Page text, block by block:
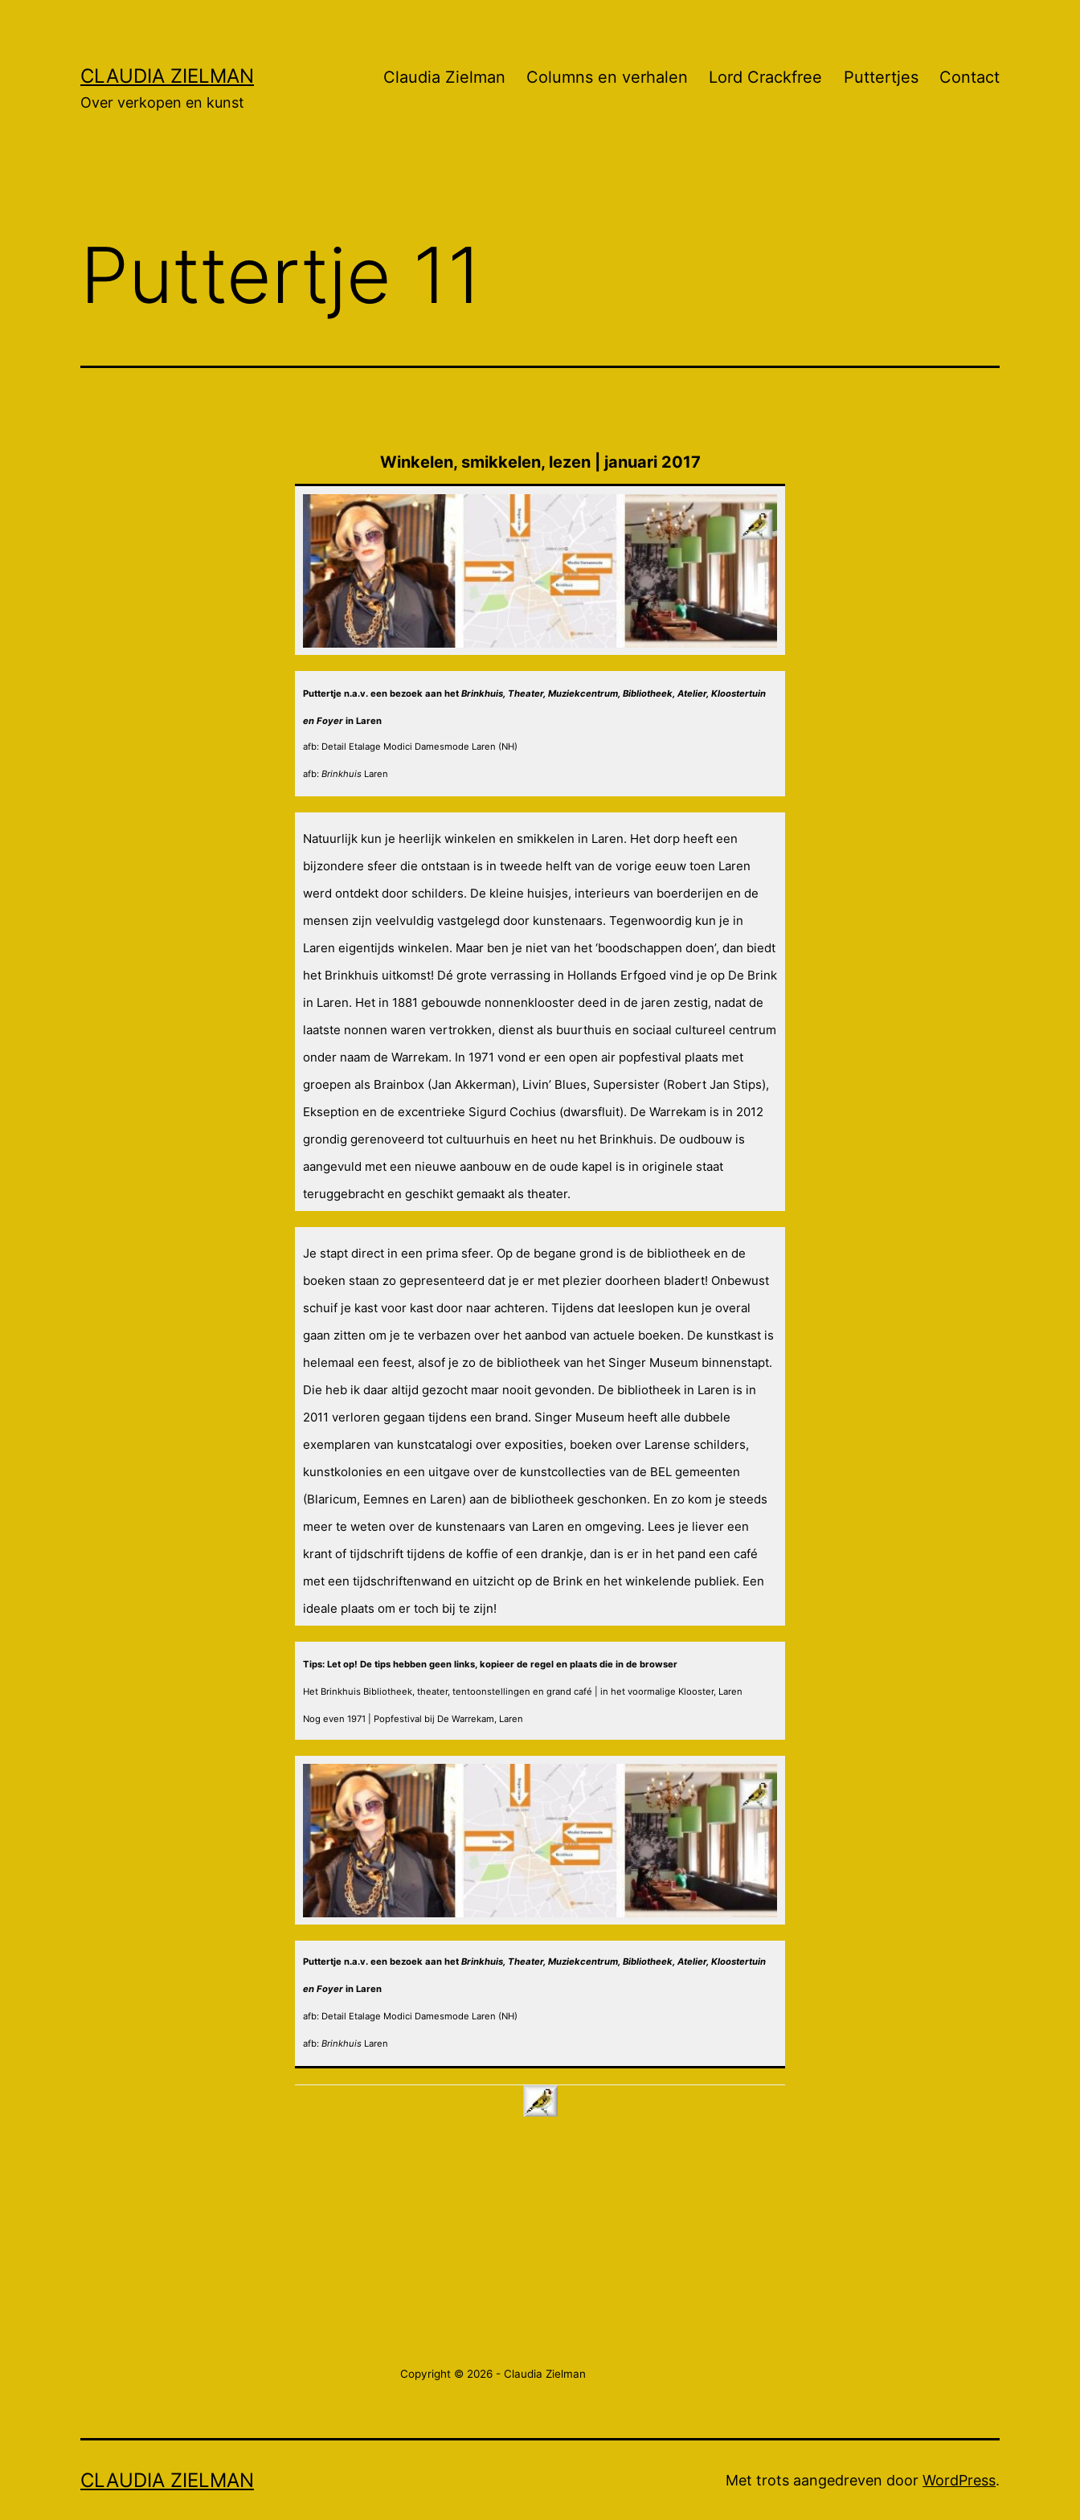
CLAUDIA ZIELMAN
Over verkopen en kunst
Claudia Zielman Columns en verhalen Lord Crackfree Puttertjes Contact
Puttertje 11
Winkelen, smikkelen, lezen | januari 2017
Puttertje n.a.v. een bezoek aan het Brinkhuis, Theater, Muziekcentrum, Bibliotheek, Atelier, Kloostertuin
en Foyer in Laren
afb: Detail Etalage Modici Damesmode Laren (NH)
afb: Brinkhuis Laren
Natuurlijk kun je heerlijk winkelen en smikkelen in Laren. Het dorp heeft een
bijzondere sfeer die ontstaan is in tweede helft van de vorige eeuw toen Laren
werd ontdekt door schilders. De kleine huisjes, interieurs van boerderijen en de
mensen zijn veelvuldig vastgelegd door kunstenaars. Tegenwoordig kun je in
Laren eigentijds winkelen. Maar ben je niet van het ‘boodschappen doen’, dan biedt
het Brinkhuis uitkomst! Dé grote verrassing in Hollands Erfgoed vind je op De Brink
in Laren. Het in 1881 gebouwde nonnenklooster deed in de jaren zestig, nadat de
laatste nonnen waren vertrokken, dienst als buurthuis en sociaal cultureel centrum
onder naam de Warrekam. In 1971 vond er een open air popfestival plaats met
groepen als Brainbox (Jan Akkerman), Livin’ Blues, Supersister (Robert Jan Stips),
Ekseption en de excentrieke Sigurd Cochius (dwarsfluit). De Warrekam is in 2012
grondig gerenoveerd tot cultuurhuis en heet nu het Brinkhuis. De oudbouw is
aangevuld met een nieuwe aanbouw en de oude kapel is in originele staat
teruggebracht en geschikt gemaakt als theater.
Je stapt direct in een prima sfeer. Op de begane grond is de bibliotheek en de
boeken staan zo gepresenteerd dat je er met plezier doorheen bladert! Onbewust
schuif je kast voor kast door naar achteren. Tijdens dat leeslopen kun je overal
gaan zitten om je te verbazen over het aanbod van actuele boeken. De kunstkast is
helemaal een feest, alsof je zo de bibliotheek van het Singer Museum binnenstapt.
Die heb ik daar altijd gezocht maar nooit gevonden. De bibliotheek in Laren is in
2011 verloren gegaan tijdens een brand. Singer Museum heeft alle dubbele
exemplaren van kunstcatalogi over exposities, boeken over Larense schilders,
kunstkolonies en een uitgave over de kunstcollecties van de BEL gemeenten
(Blaricum, Eemnes en Laren) aan de bibliotheek geschonken. En zo kom je steeds
meer te weten over de kunstenaars van Laren en omgeving. Lees je liever een
krant of tijdschrift tijdens de koffie of een drankje, dan is er in het pand een café
met een tijdschriftenwand en uitzicht op de Brink en het winkelende publiek. Een
ideale plaats om er toch bij te zijn!
Tips: Let op! De tips hebben geen links, kopieer de regel en plaats die in de browser
Het Brinkhuis Bibliotheek, theater, tentoonstellingen en grand café | in het voormalige Klooster, Laren
Nog even 1971 | Popfestival bij De Warrekam, Laren
Puttertje n.a.v. een bezoek aan het Brinkhuis, Theater, Muziekcentrum, Bibliotheek, Atelier, Kloostertuin
en Foyer in Laren
afb: Detail Etalage Modici Damesmode Laren (NH)
afb: Brinkhuis Laren
Copyright © 2026 - Claudia Zielman
CLAUDIA ZIELMAN Met trots aangedreven door WordPress.